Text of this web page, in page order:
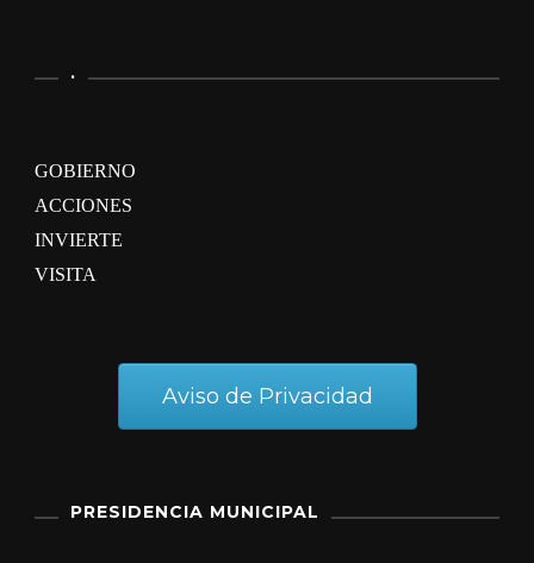
.
GOBIERNO
ACCIONES
INVIERTE
VISITA
Aviso de Privacidad
PRESIDENCIA MUNICIPAL